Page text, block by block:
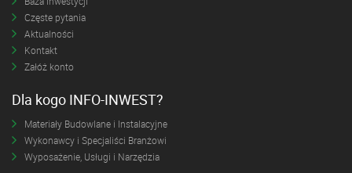
Częste pytania
Aktualności
Kontakt
Załóż konto
Dla kogo INFO-INWEST?
Materiały Budowlane i Instalacyjne
Wykonawcy i Specjaliści Branżowi
Wyposażenie, Usługi i Narzędzia